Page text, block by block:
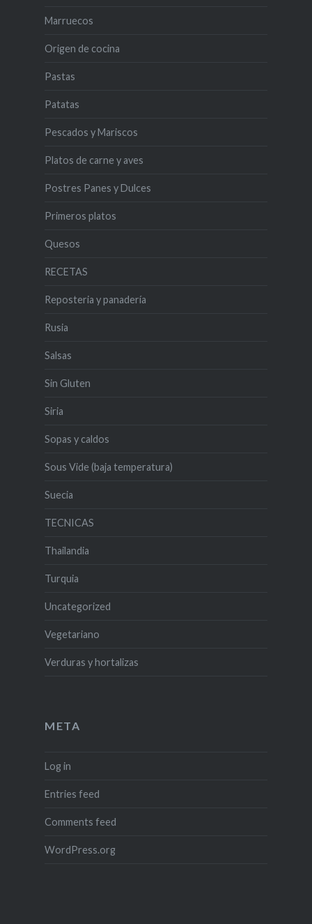
Marruecos
Origen de cocina
Pastas
Patatas
Pescados y Mariscos
Platos de carne y aves
Postres Panes y Dulces
Primeros platos
Quesos
RECETAS
Reposteria y panadería
Rusia
Salsas
Sin Gluten
Siria
Sopas y caldos
Sous Vide (baja temperatura)
Suecia
TECNICAS
Thailandia
Turquia
Uncategorized
Vegetariano
Verduras y hortalizas
META
Log in
Entries feed
Comments feed
WordPress.org